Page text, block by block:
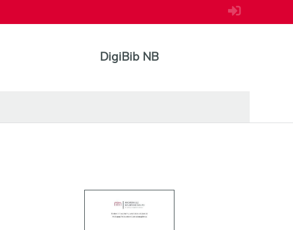
DigiBib NB